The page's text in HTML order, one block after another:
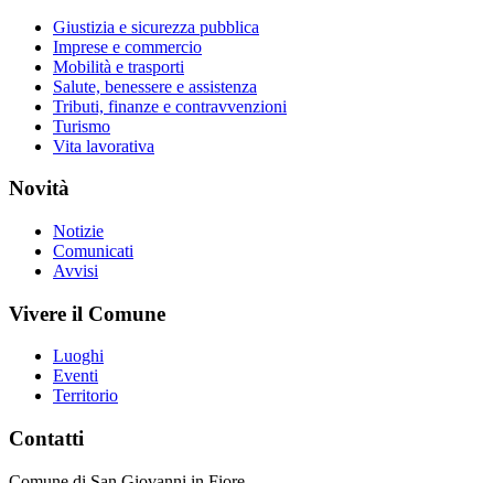
Giustizia e sicurezza pubblica
Imprese e commercio
Mobilità e trasporti
Salute, benessere e assistenza
Tributi, finanze e contravvenzioni
Turismo
Vita lavorativa
Novità
Notizie
Comunicati
Avvisi
Vivere il Comune
Luoghi
Eventi
Territorio
Contatti